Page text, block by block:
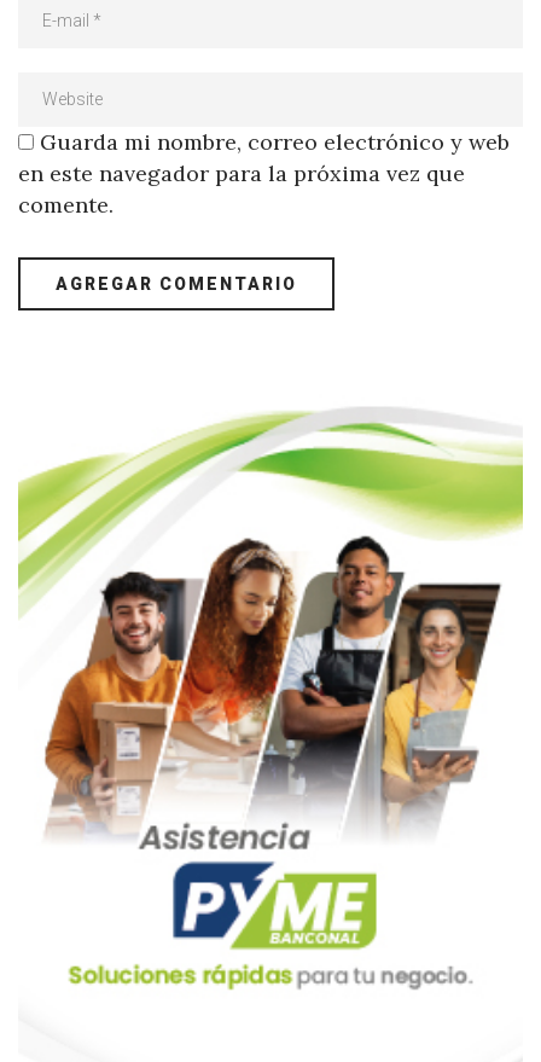
Guarda mi nombre, correo electrónico y web
en este navegador para la próxima vez que
comente.